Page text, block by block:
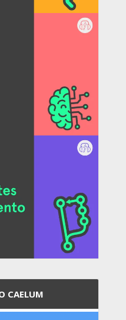
CAELUM